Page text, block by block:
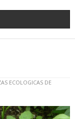
ECOLOGICAS DE